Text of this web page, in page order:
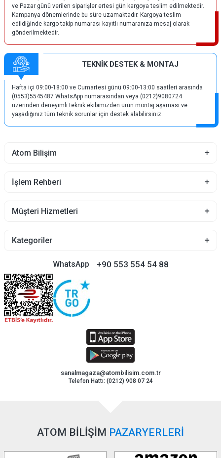
ve Pazar günü verilen siparişler ertesi gün kargoya teslim edilmektedir.
Kampanya dönemlerinde bu süre uzamaktadır. Kargoya teslim
edildiğinde kargo takip numarası kayıtlı numaranıza mesaj olarak
gönderilmektedir.
TEKNİK DESTEK & MONTAJ
Hafta içi 09:00-18:00 ve Cumartesi günü 09:00-13:00 saatleri arasında
(0553)5545487 WhatsApp numarasından veya (0212)9080724
üzerinden deneyimli teknik ekibimizden ürün montaj aşaması ve
yaşadığınız tüm teknik sorunlar için destek alabilirsiniz.
Atom Bilişim
İşlem Rehberi
Müşteri Hizmetleri
Kategoriler
WhatsApp +90 553 554 54 88
sanalmagaza@atombilisim.com.tr
Telefon Hattı: (0212) 908 07 24
ATOM BİLİŞİM PAZARYERLERİ